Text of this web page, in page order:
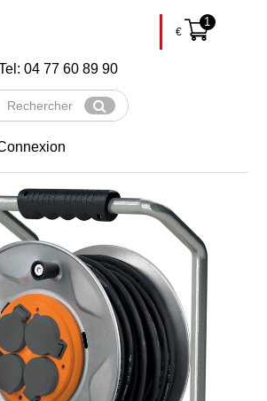
04 77 60 89 90
Envoyer
€
1